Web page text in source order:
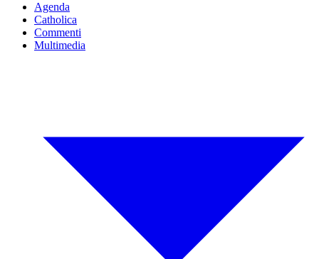
Agenda
Catholica
Commenti
Multimedia